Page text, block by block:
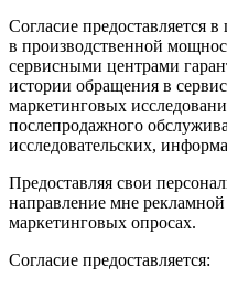
Согласие предоставляется
в производственной
сервисными центрами
истории обращения в
маркетинговых
послепродажного
исследовательских,
Предоставляя свои
направление мне
маркетинговых опросах.
Согласие предоставляется: